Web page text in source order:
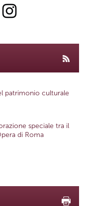
patrimonio culturale
speciale tra il
di Roma